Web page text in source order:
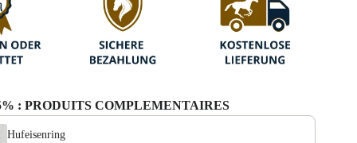
: PRODUITS COMPLEMENTAIRES
Hufeisenring